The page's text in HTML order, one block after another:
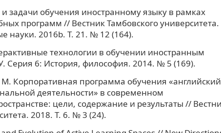
задачи обучения иностранному языку в рамках
программ // Вестник Тамбовского университета.
науки. 2016b. Т. 21. № 12 (164).
технологии в обучении иностранным
Серия 6: История, философия. 2014. № 5 (169).
Корпоративная программа обучения «английский
деятельности» в современном
цели, содержание и результаты //
2018. Т. 6. № 3 (24).